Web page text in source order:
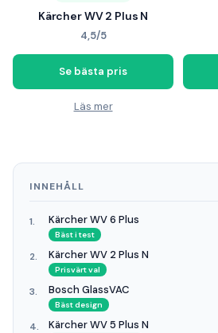
Kärcher WV 2 Plus N
4,5/5
Se bästa pris
Läs mer
INNEHÅLL
Kärcher WV 6 Plus
Bäst i test
Kärcher WV 2 Plus N
Prisvärt val
Bosch GlassVAC
Bäst design
Kärcher WV 5 Plus N